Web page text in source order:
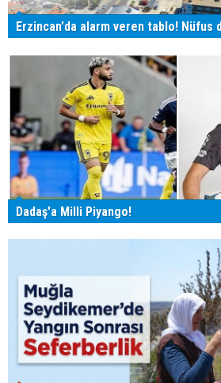
Erzincan'da alarm veren tablo! Nüfus
Dadaş'a Milli Piyango!